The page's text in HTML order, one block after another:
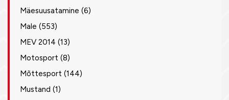
Mäesuusatamine (6)
Male (553)
MEV 2014 (13)
Motosport (8)
Mõttesport (144)
Mustand (1)